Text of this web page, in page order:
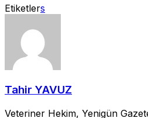
Etiketlers
Tahir YAVUZ
Veteriner Hekim, Yenigün